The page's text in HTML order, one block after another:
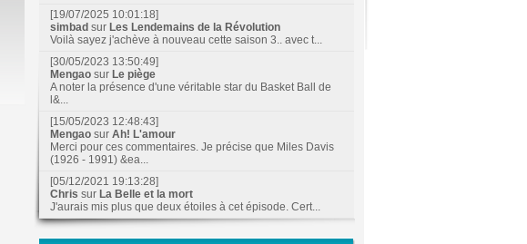
[19/07/2025 10:01:18]
simbad sur Les Lendemains de la Révolution
Voilà sayez j'achève à nouveau cette saison 3.. avec t...
[30/05/2023 13:50:49]
Mengao sur Le piège
A noter la présence d'une véritable star du Basket Ball de
l&...
[15/05/2023 12:48:43]
Mengao sur Ah! L'amour
Merci pour ces commentaires. Je précise que Miles Davis
(1926 - 1991) &ea...
[05/12/2021 19:13:28]
Chris sur La Belle et la mort
J'aurais mis plus que deux étoiles à cet épisode. Cert...